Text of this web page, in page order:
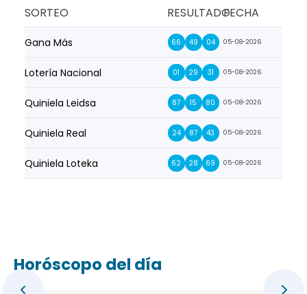
SORTEO RESULTADOFECHA
Gana Más 66 49 04 05-08-2026
Lotería Nacional 01 29 31 05-08-2026
Quiniela Leidsa 87 15 80 05-08-2026
Quiniela Real 24 87 43 05-08-2026
Quiniela Loteka 62 28 69 05-08-2026
Horóscopo del día